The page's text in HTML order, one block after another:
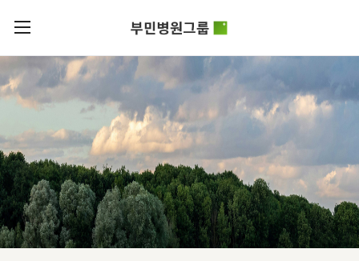
로그인
회원가입
부민병원그룹소개
비전과
부민스토리
이사장소개
HI
HSS
글로벌
얼라이언스
부민병원그룹소식
사회공헌
후원안내
언론보도
건강토크
입찰공고
병원/
센터
서울부민병원
부산부민병원
해운대부민병원
KOR
ENG
RUS